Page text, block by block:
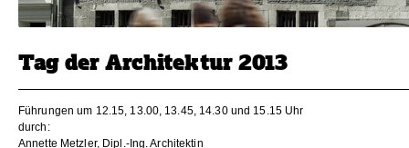
Tag der Architektur 2013
Führungen um 12.15, 13.00, 13.45, 14.30 und 15.15 Uhr
durch:
Annette Metzler, Dipl.-Ing. Architektin